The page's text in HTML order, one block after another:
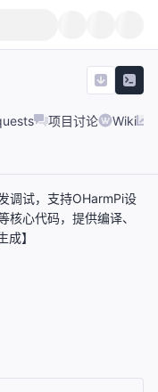
项目讨论 Wiki
调试，支持OHarmPi设
心代码，提供编译、
】